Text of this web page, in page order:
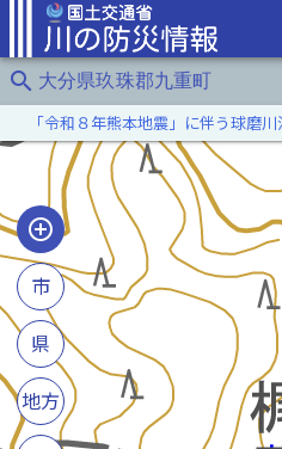
search 大分県玖珠郡九重町
「令和８年熊本地震」に伴う球磨
市
県
地方